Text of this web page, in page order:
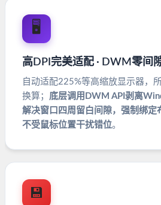
🖥️
高DPI完美适配 · DWM零间
自动适配225%等高缩放显示器，
换算； 底层调用DWM API剥离
解决窗口四周留白间隙，强制绑定
不受鼠标位置干扰错位。
💾